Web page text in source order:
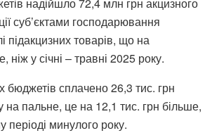
суб’єктами господарювання
підакцизних товарів, що на
ніж у січні – травні 2025 року.
бюджетів сплачено 26,3 тис. грн
на пальне, це на 12,1 тис. грн більше,
періоді минулого року.